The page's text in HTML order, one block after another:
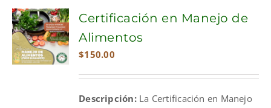
ADD TO
CART
Certificación en Manejo de
Alimentos
$150.00
Descripción: La Certificación en Manejo